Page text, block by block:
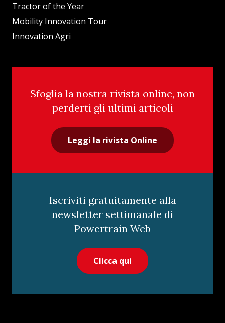
Tractor of the Year
Mobility Innovation Tour
Innovation Agri
Sfoglia la nostra rivista online, non
perderti gli ultimi articoli
Leggi la rivista Online
Iscriviti gratuitamente alla
newsletter settimanale di
Powertrain Web
Clicca qui